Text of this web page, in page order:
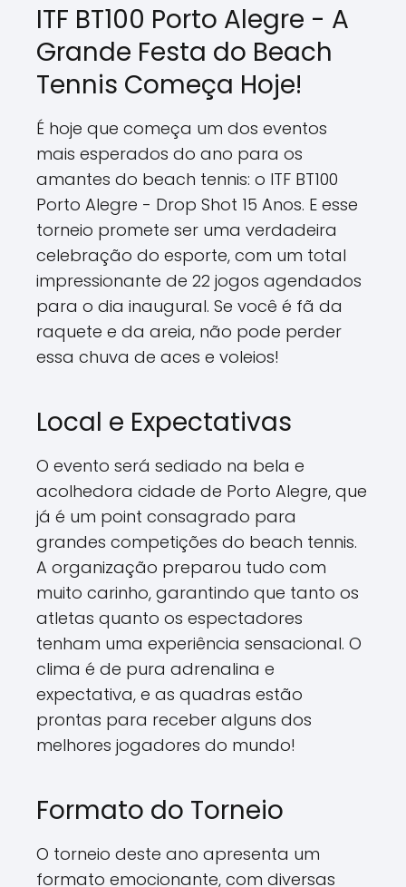
ITF BT100 Porto Alegre - A
Grande Festa do Beach
Tennis Começa Hoje!
É hoje que começa um dos eventos
mais esperados do ano para os
amantes do beach tennis: o ITF BT100
Porto Alegre - Drop Shot 15 Anos. E esse
torneio promete ser uma verdadeira
celebração do esporte, com um total
impressionante de 22 jogos agendados
para o dia inaugural. Se você é fã da
raquete e da areia, não pode perder
essa chuva de aces e voleios!
Local e Expectativas
O evento será sediado na bela e
acolhedora cidade de Porto Alegre, que
já é um point consagrado para
grandes competições do beach tennis.
A organização preparou tudo com
muito carinho, garantindo que tanto os
atletas quanto os espectadores
tenham uma experiência sensacional. O
clima é de pura adrenalina e
expectativa, e as quadras estão
prontas para receber alguns dos
melhores jogadores do mundo!
Formato do Torneio
O torneio deste ano apresenta um
formato emocionante, com diversas